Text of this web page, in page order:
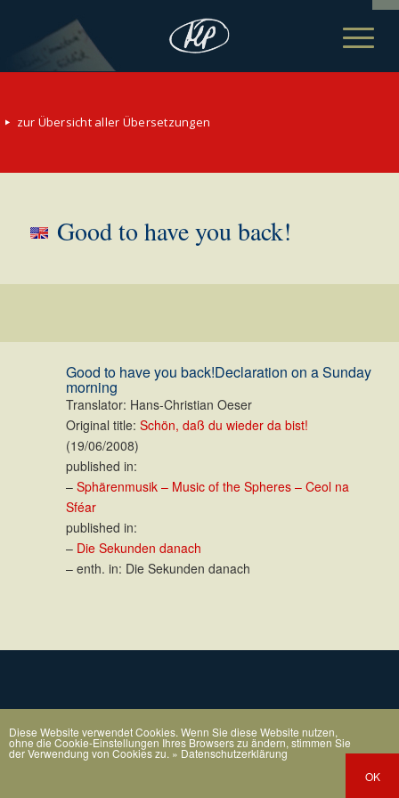
zur Übersicht aller Übersetzungen
Good to have you back!
Good to have you back!Declaration on a Sunday
morning
Translator: Hans-Christian Oeser
Original title: Schön, daß du wieder da bist!
(19/06/2008)
published in:
– Sphärenmusik – Music of the Spheres – Ceol na
Sféar
published in:
– Die Sekunden danach
– enth. in: Die Sekunden danach
Diese Website verwendet Cookies. Wenn Sie diese Website nutzen,
ohne die Cookie-Einstellungen Ihres Browsers zu ändern, stimmen Sie
der Verwendung von Cookies zu. » Datenschutzerklärung
OK